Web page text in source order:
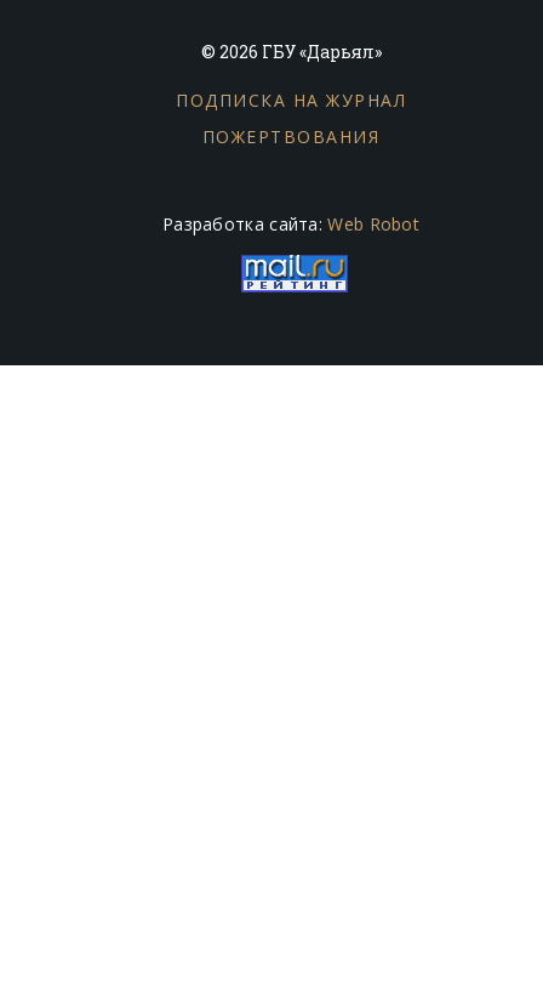
© 2026 ГБУ «Дарьял»
ПОДПИСКА НА ЖУРНАЛ
ПОЖЕРТВОВАНИЯ
Разработка сайта:Web Robot